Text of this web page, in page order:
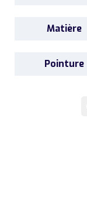
Matière
Pointure